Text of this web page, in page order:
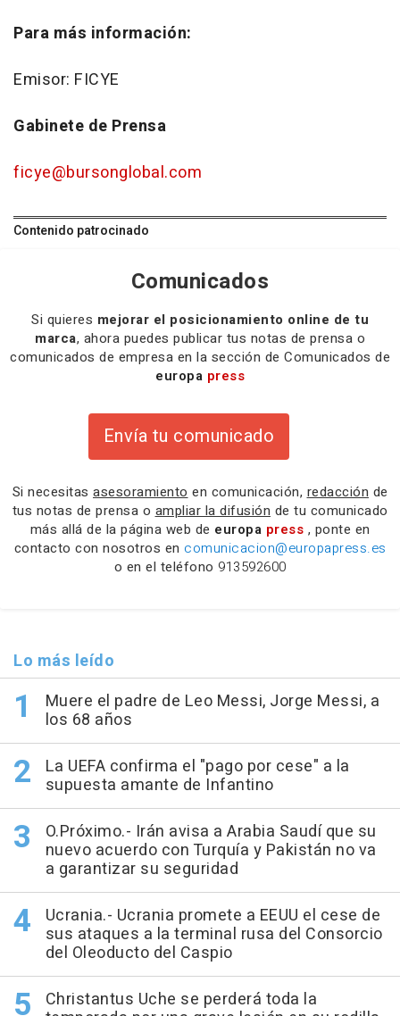
Para más información:
Emisor: FICYE
Gabinete de Prensa
ficye@bursonglobal.com
Contenido patrocinado
Comunicados
Si quieres mejorar el posicionamiento online de tu
marca, ahora puedes publicar tus notas de prensa o
comunicados de empresa en la sección de Comunicados de
europa press
Envía tu comunicado
Si necesitas asesoramiento en comunicación, redacción de
tus notas de prensa o ampliar la difusión de tu comunicado
más allá de la página web de europa press , ponte en
contacto con nosotros en comunicacion@europapress.es
o en el teléfono 913592600
Lo más leído
Muere el padre de Leo Messi, Jorge Messi, a
los 68 años
La UEFA confirma el "pago por cese" a la
supuesta amante de Infantino
O.Próximo.- Irán avisa a Arabia Saudí que su
nuevo acuerdo con Turquía y Pakistán no va
a garantizar su seguridad
Ucrania.- Ucrania promete a EEUU el cese de
sus ataques a la terminal rusa del Consorcio
del Oleoducto del Caspio
Christantus Uche se perderá toda la